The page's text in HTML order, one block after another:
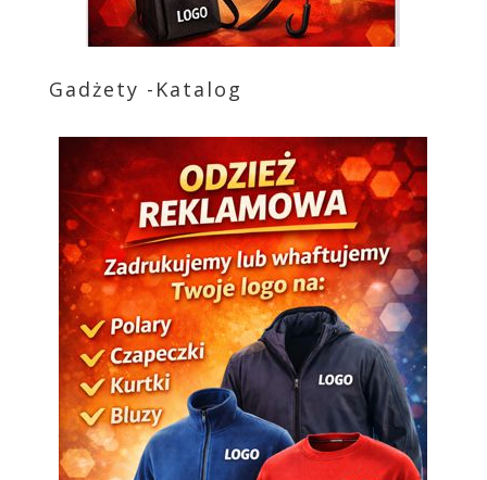
Gadżety -Katalog